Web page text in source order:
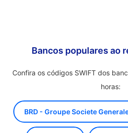
Bancos populares ao
Confira os códigos SWIFT dos
horas:
BRD - Groupe Societe